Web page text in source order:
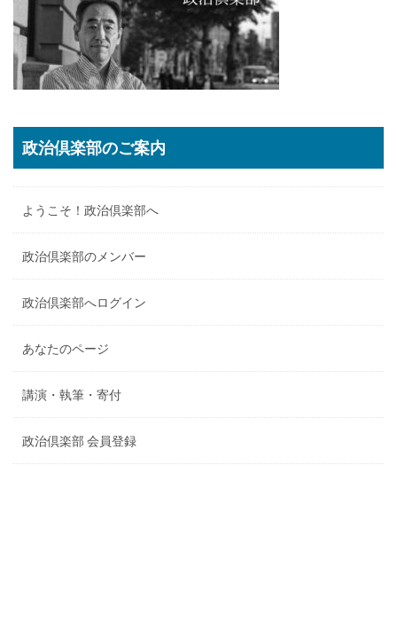
政治倶楽部のご案内
ようこそ！政治倶楽部へ
政治倶楽部のメンバー
政治倶楽部へログイン
あなたのページ
講演・執筆・寄付
政治倶楽部 会員登録